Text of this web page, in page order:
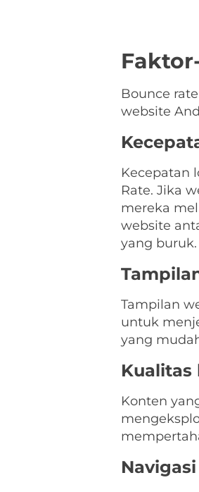
Bounce
website
Kecepatan
Rate. Jika
mereka
website
yang buruk.
Tampilan
untuk
yang
Kualitas
Konten